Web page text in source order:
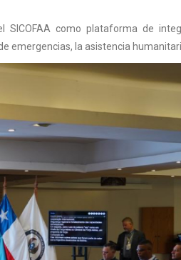
como plataforma de
emergencias, la asistencia